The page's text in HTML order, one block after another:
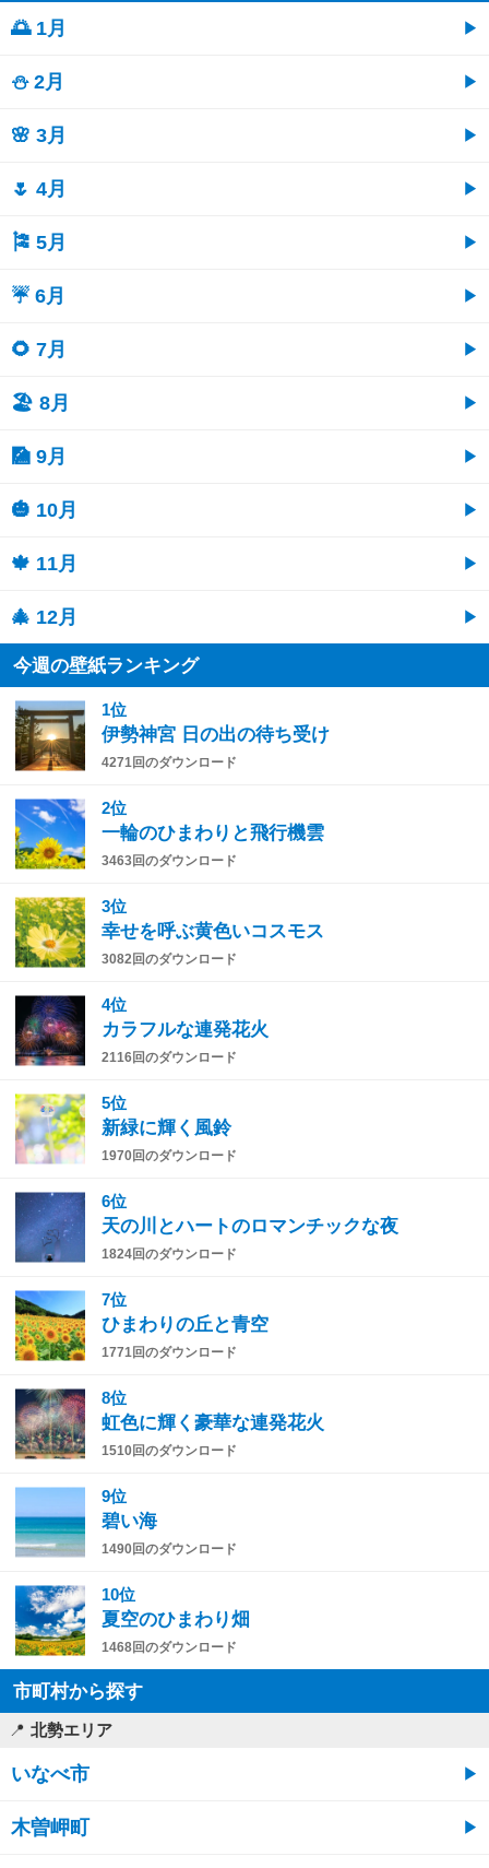
🌅 1月
⛄ 2月
🌸 3月
🌷 4月
🎏 5月
☔ 6月
🌻 7月
🏖 8月
🎑 9月
🎃 10月
🍁 11月
🎄 12月
今週の壁紙ランキング
1位
伊勢神宮 日の出の待ち受け
4271回のダウンロード
2位
一輪のひまわりと飛行機雲
3463回のダウンロード
3位
幸せを呼ぶ黄色いコスモス
3082回のダウンロード
4位
カラフルな連発花火
2116回のダウンロード
5位
新緑に輝く風鈴
1970回のダウンロード
6位
天の川とハートのロマンチックな夜
1824回のダウンロード
7位
ひまわりの丘と青空
1771回のダウンロード
8位
虹色に輝く豪華な連発花火
1510回のダウンロード
9位
碧い海
1490回のダウンロード
10位
夏空のひまわり畑
1468回のダウンロード
市町村から探す
北勢エリア
いなべ市
木曽岬町